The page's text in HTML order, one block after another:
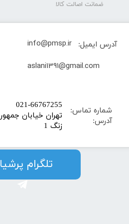
ضمانت اصالت کالا
شماره تماس:
آدرس:
​021-66767255
زنگ 1
آدرس ایمیل:
info@pmsp.ir
​aslani1391@gmail.com
​​​​تلگرام پرشیا